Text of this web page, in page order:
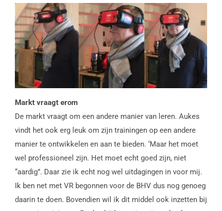
Markt vraagt erom
De markt vraagt om een andere manier van leren. Aukes
vindt het ook erg leuk om zijn trainingen op een andere
manier te ontwikkelen en aan te bieden. ‘Maar het moet
wel professioneel zijn. Het moet echt goed zijn, niet
“aardig”. Daar zie ik echt nog wel uitdagingen in voor mij.
Ik ben net met VR begonnen voor de BHV dus nog genoeg
daarin te doen. Bovendien wil ik dit middel ook inzetten bij